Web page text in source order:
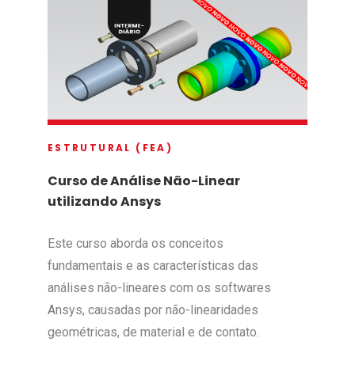
ESTRUTURAL (FEA)
Curso de Análise Não-Linear
utilizando Ansys
Este curso aborda os conceitos
fundamentais e as características das
análises não-lineares com os softwares
Ansys, causadas por não-linearidades
geométricas, de material e de contato.